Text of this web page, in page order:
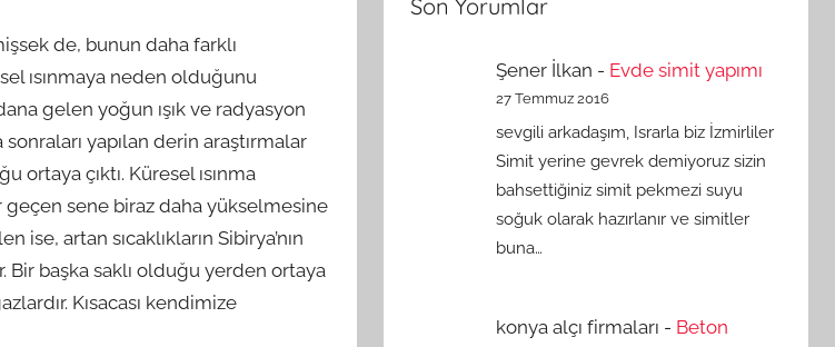
de, bunun daha farklı
ısınmaya neden olduğunu
gelen yoğun ışık ve radyasyon
yapılan derin araştırmalar
ortaya çıktı. Küresel ısınma
sene biraz daha yükselmesine
artan sıcaklıkların Sibirya’nın
Bir başka saklı olduğu yerden ortaya
Kısacası kendimize
Son Yorumlar
Şener İlkan - Evde simit yapımı
27 Temmuz 2016
sevgili arkadaşım, Israrla biz İzmirliler
Simit yerine gevrek demiyoruz sizin
bahsettiğiniz simit pekmezi suyu
soğuk olarak hazırlanır ve simitler
buna…
konya alçı firmaları - Beton